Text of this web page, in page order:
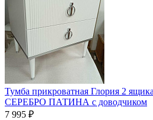
Тумба прикроватная Глория 2
СЕРЕБРО ПАТИНА с доводчиком
7 995 ₽